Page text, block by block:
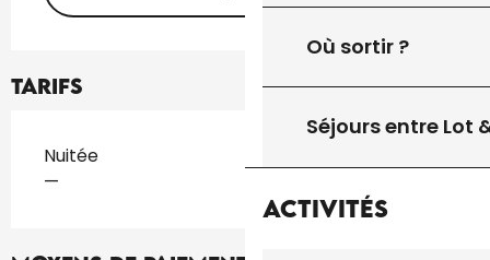
Où sortir ?
Séjours entre Lot
Activités
Tarifs
Tarifs 2026
Nuitée
—